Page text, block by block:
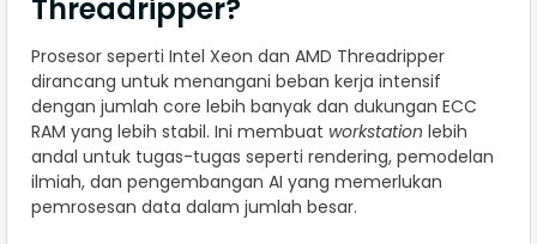
Threadripper?
Prosesor seperti Intel Xeon dan AMD Threadripper
dirancang untuk menangani beban kerja intensif
dengan jumlah core lebih banyak dan dukungan ECC
RAM yang lebih stabil. Ini membuat workstation lebih
andal untuk tugas-tugas seperti rendering, pemodelan
ilmiah, dan pengembangan AI yang memerlukan
pemrosesan data dalam jumlah besar.